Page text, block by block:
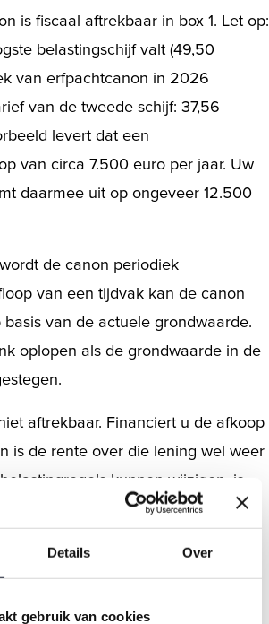
Details Over
gebruik van cookies
is fiscaal aftrekbaar in box 1. Let op:
belastingschijf valt (49,50
van erfpachtcanon in 2026
van de tweede schijf: 37,56
levert dat een
van circa 7.500 euro per jaar. Uw
daarmee uit op ongeveer 12.500
de canon periodiek
van een tijdvak kan de canon
van de actuele grondwaarde.
oplopen als de grondwaarde in de
aftrekbaar. Financiert u de afkoop
is de rente over die lening wel weer
kunnen wijzigen, is
situatie altijd te bespreken met